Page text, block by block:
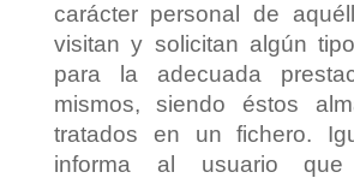
carácter personal de
visitan y solicitan algún
para la adecuada
mismos, siendo éstos
tratados en un fichero.
informa al usuario